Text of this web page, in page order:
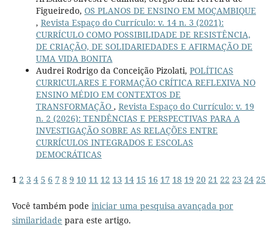
Figueiredo, OS PLANOS DE ENSINO EM MOÇAMBIQUE
, Revista Espaço do Currículo: v. 14 n. 3 (2021):
CURRÍCULO COMO POSSIBILIDADE DE RESISTÊNCIA,
DE CRIAÇÃO, DE SOLIDARIEDADES E AFIRMAÇÃO DE
UMA VIDA BONITA
Audrei Rodrigo da Conceição Pizolati, POLÍTICAS
CURRICULARES E FORMAÇÃO CRÍTICA REFLEXIVA NO
ENSINO MÉDIO EM CONTEXTOS DE
TRANSFORMAÇÃO , Revista Espaço do Currículo: v. 19
n. 2 (2026): TENDÊNCIAS E PERSPECTIVAS PARA A
INVESTIGAÇÃO SOBRE AS RELAÇÕES ENTRE
CURRÍCULOS INTEGRADOS E ESCOLAS
DEMOCRÁTICAS
1 2 3 4 5 6 7 8 9 10 11 12 13 14 15 16 17 18 19 20 21 22 23 24 25
Você também pode iniciar uma pesquisa avançada por
similaridade para este artigo.